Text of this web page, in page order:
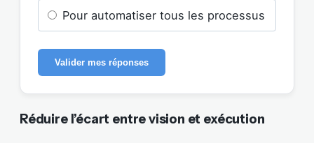
Pour automatiser tous les processus
Valider mes réponses
Réduire l’écart entre vision et exécution